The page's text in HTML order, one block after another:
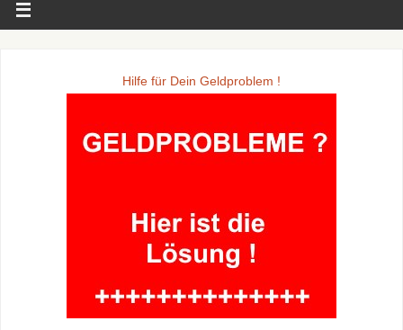
Hilfe für Dein Geldproblem !